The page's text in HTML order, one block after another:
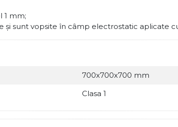
1 mm;
sunt vopsite în câmp electrostatic aplicate
700x700x700 mm
Clasa 1